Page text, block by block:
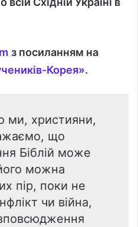
з посиланням на
Корея».
ми, християни,
що
Біблій може
можна
пір, поки не
чи війна,